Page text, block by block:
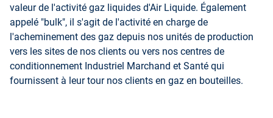
valeur de l'activité gaz liquides d'Air Liquide. Également
appelé "bulk", il s'agit de l'activité en charge de
l'acheminement des gaz depuis nos unités de production
vers les sites de nos clients ou vers nos centres de
conditionnement Industriel Marchand et Santé qui
fournissent à leur tour nos clients en gaz en bouteilles.